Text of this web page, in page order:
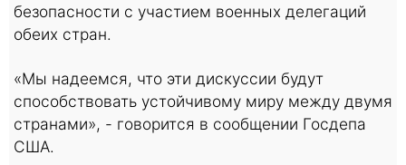
безопасности с участием военных делегаций
обеих стран.
«Мы надеемся, что эти дискуссии будут
способствовать устойчивому миру между двумя
странами», - говорится в сообщении Госдепа
США.